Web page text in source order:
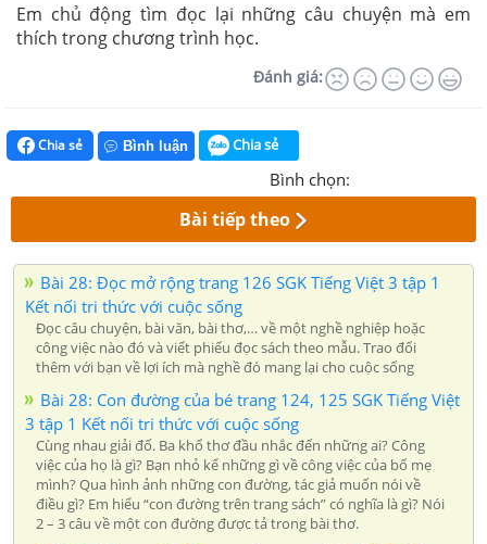
Em chủ động tìm đọc lại những câu chuyện mà em
thích trong chương trình học.
Đánh giá:
Chia sẻ Bình luận Chia sẻ
Bình chọn:
Bài tiếp theo
Bài 28: Đọc mở rộng trang 126 SGK Tiếng Việt 3 tập 1
Kết nối tri thức với cuộc sống
Đọc câu chuyện, bài văn, bài thơ,… về một nghề nghiệp hoặc
công việc nào đó và viết phiếu đọc sách theo mẫu. Trao đổi
thêm với bạn về lợi ích mà nghề đó mang lại cho cuộc sống
Bài 28: Con đường của bé trang 124, 125 SGK Tiếng Việt
3 tập 1 Kết nối tri thức với cuộc sống
Cùng nhau giải đố. Ba khổ thơ đầu nhắc đến những ai? Công
việc của họ là gì? Bạn nhỏ kể những gì về công việc của bố mẹ
mình? Qua hình ảnh những con đường, tác giả muốn nói về
điều gì? Em hiểu “con đường trên trang sách” có nghĩa là gì? Nói
2 – 3 câu về một con đường được tả trong bài thơ.